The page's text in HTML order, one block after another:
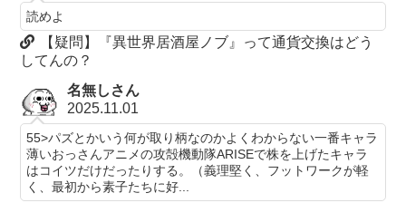
読めよ
【疑問】『異世界居酒屋ノブ』って通貨交換はどう
してんの？
名無しさん
2025.11.01
55>パズとかいう何が取り柄なのかよくわからない一番キャラ
薄いおっさんアニメの攻殻機動隊ARISEで株を上げたキャラ
はコイツだけだったりする。（義理堅く、フットワークが軽
く、最初から素子たちに好...